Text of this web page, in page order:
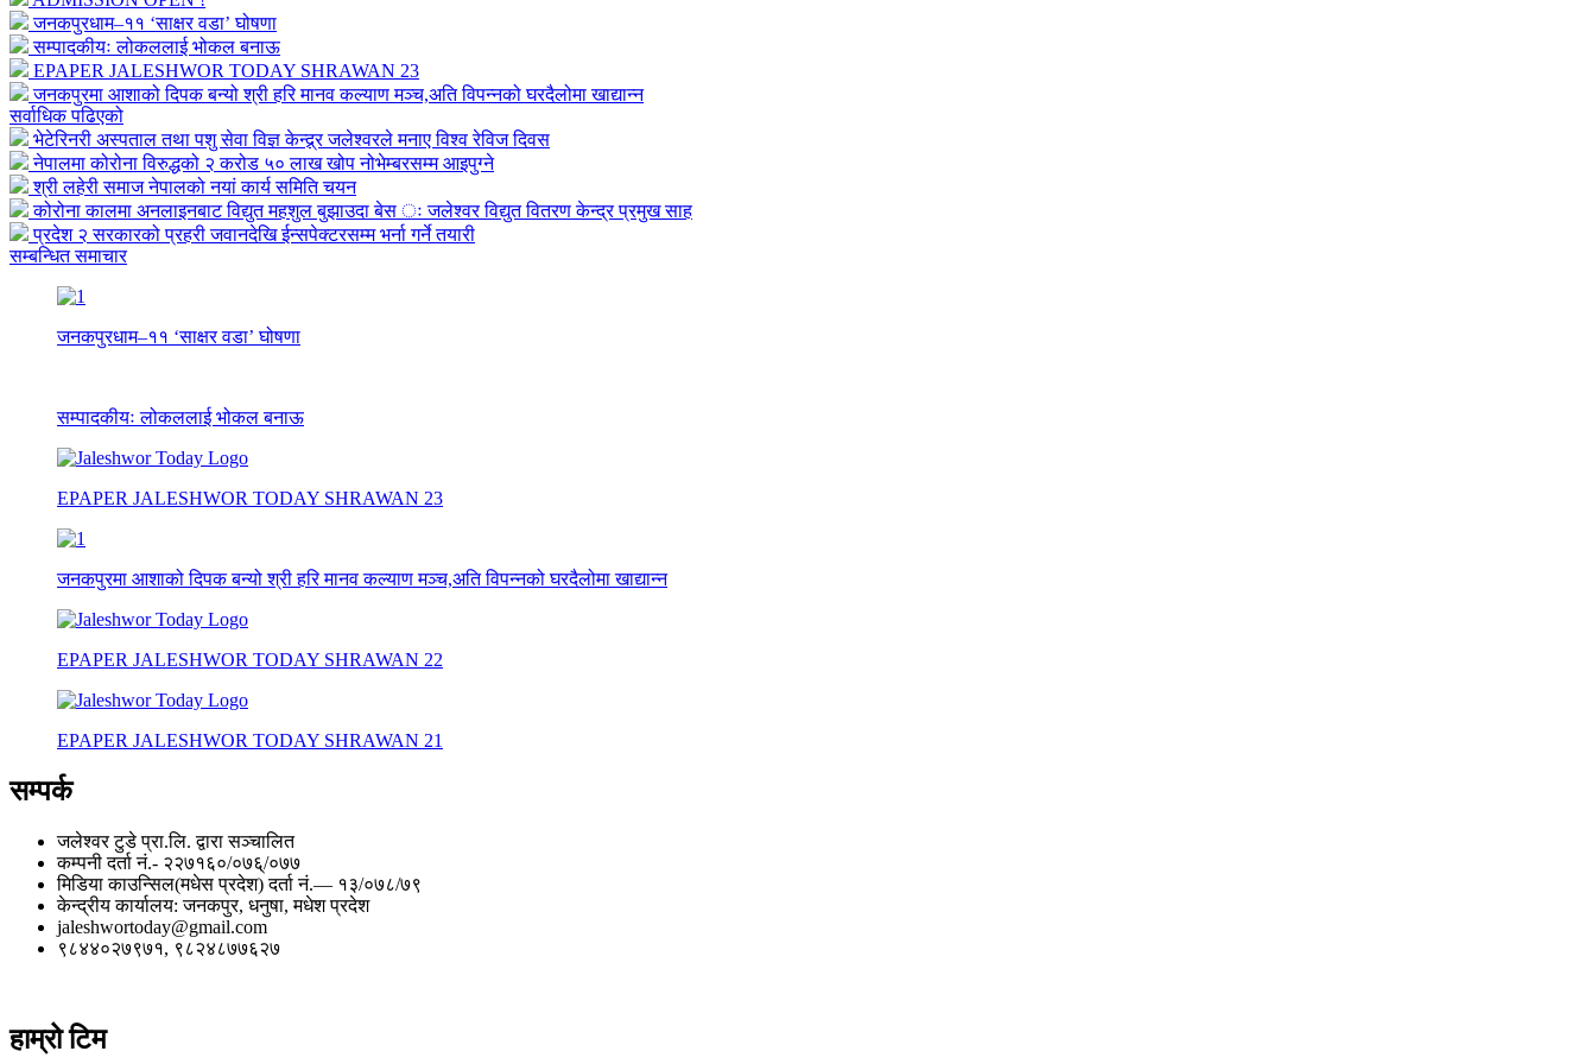
जनकपुरधाम–११ ‘साक्षर वडा’ घोषणा
सम्पादकीयः लोकललाई भोकल बनाऊ
EPAPER JALESHWOR TODAY SHRAWAN 23
जनकपुरमा आशाको दिपक बन्यो श्री हरि मानव कल्याण मञ्च,अति विपन्नको घरदैलोमा खाद्यान्न
सर्वाधिक पढिएको
भेटेरिनरी अस्पताल तथा पशु सेवा विज्ञ केन्द्र्र जलेश्वरले मनाए विश्व रेविज दिवस
नेपालमा कोरोना विरुद्धको २ करोड ५० लाख खोप नोभेम्बरसम्म आइपुग्ने
श्री लहेरी समाज नेपालको नयां कार्य समिति चयन
कोरोना कालमा अनलाइनबाट विद्युत महशुल बुझाउदा बेस ः जलेश्वर विद्युत वितरण केन्द्र प्रमुख साह
प्रदेश २ सरकारको प्रहरी जवानदेखि ईन्सपेक्टरसम्म भर्ना गर्ने तयारी
सम्बन्धित समाचार
जनकपुरधाम–११ ‘साक्षर वडा’ घोषणा
सम्पादकीयः लोकललाई भोकल बनाऊ
EPAPER JALESHWOR TODAY SHRAWAN 23
जनकपुरमा आशाको दिपक बन्यो श्री हरि मानव कल्याण मञ्च,अति विपन्नको घरदैलोमा खाद्यान्न
EPAPER JALESHWOR TODAY SHRAWAN 22
EPAPER JALESHWOR TODAY SHRAWAN 21
सम्पर्क
जलेश्वर टुडे प्रा.लि. द्वारा सञ्चालित
कम्पनी दर्ता नं.- २२७१६०/०७६्/०७७
मिडिया काउन्सिल(मधेस प्रदेश) दर्ता नं.— १३/०७८/७९
केन्द्रीय कार्यालय: जनकपुर, धनुषा, मधेश प्रदेश
jaleshwortoday@gmail.com
९८४४०२७९७१, ९८२४८७७६२७
हाम्रो टिम